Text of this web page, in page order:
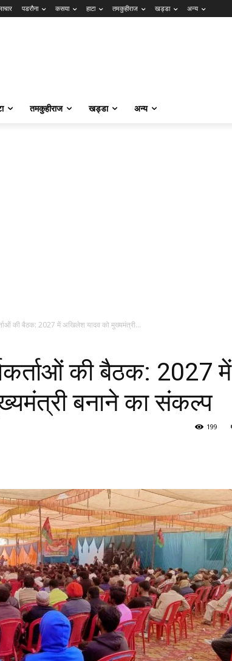
पडरौना कसया हाटा तमकुहीराज खड्डा अन्य
तमकुहीराज खड्डा अन्य
की बैठक: 2027 में अखिलेश यादव को मुख्यमंत्री...
की बैठक: 2027 में
बनाने का संकल्प
199